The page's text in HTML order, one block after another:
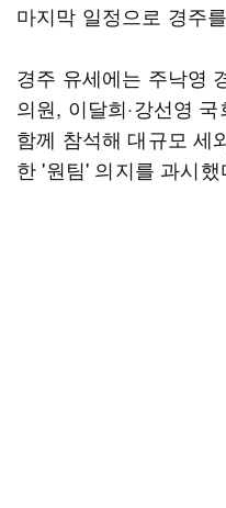
마지막 일정으로 경주
경주 유세에는 주낙영
의원, 이달희·강선영
함께 참석해 대규모 세
한 '원팀' 의지를 과시했